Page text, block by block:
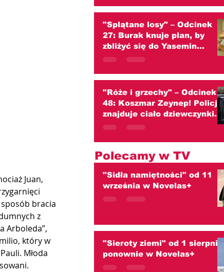
Juan,
bracia
z
Arboleda”,
który w
Młoda
"Splątane losy" – Odcinek
27: Burak knuje plan, by
zbliżyć się do Yasemin
(streszczenie)
"Róże i grzechy" – Odcinek
48: Koszmar Zeynep! Policja
znajduje ciało dziewczynki.
Czy to Kader? (streszczenie)
Polecamy w TV
"Sidła namiętności" od 11
września w Novelas+
"Sieroty ziemi" od 1 sierpnia
ponownie w Novelas+